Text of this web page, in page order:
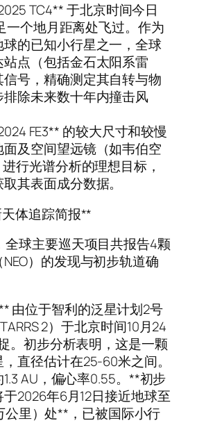
TC4** 于北京时间今日
一个地月距离处飞过。作为
的已知小行星之一，全球
点（包括金石太阳系雷
号，精确测定其自转与物
除未来数十年内撞击风
FE3** 的较大尺寸和较慢
及空间望远镜（如韦伯空
行光谱分析的理想目标，
其表面成分数据。
体追踪简报**
全球主要巡天项目共报告4颗
）的发现与初步轨道确
由位于智利的泛星计划2号
2）于北京时间10月24
。初步分析表明，这是一颗
直径估计在25-60米之间。
AU，偏心率0.55。**初步
2026年6月12日接近地球至
公里）处**，已被国际小行